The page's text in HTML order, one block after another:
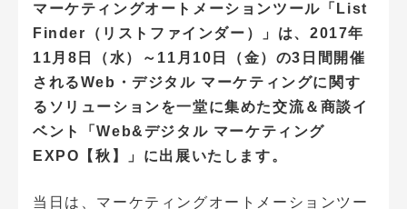
マーケティングオートメーションツール「List
Finder（リストファインダー）」は、2017年
11月8日（水）～11月10日（金）の3日間開催
されるWeb・デジタル マーケティングに関す
るソリューションを一堂に集めた交流＆商談イ
ベント「Web&デジタル マーケティング
EXPO【秋】」に出展いたします。
当日は、マーケティングオートメーションツー